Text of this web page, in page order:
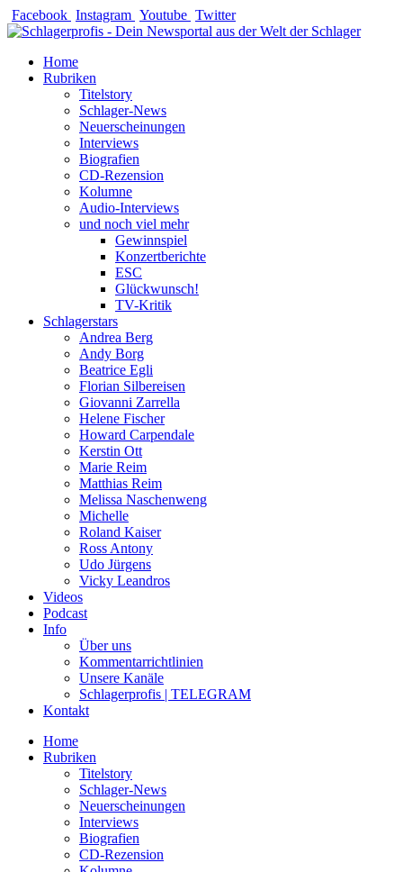
Zum
Inhalt
Facebook Instagram Youtube Twitter
Home
Rubriken
Titelstory
Schlager-News
Neuerscheinungen
Interviews
Biografien
CD-Rezension
Kolumne
Audio-Interviews
und noch viel mehr
Gewinnspiel
Konzertberichte
ESC
Glückwunsch!
TV-Kritik
Schlagerstars
Andrea Berg
Andy Borg
Beatrice Egli
Florian Silbereisen
Giovanni Zarrella
Helene Fischer
Howard Carpendale
Kerstin Ott
Marie Reim
Matthias Reim
Melissa Naschenweng
Michelle
Roland Kaiser
Ross Antony
Udo Jürgens
Vicky Leandros
Videos
Podcast
Info
Über uns
Kommentarrichtlinien
Unsere Kanäle
Schlagerprofis | TELEGRAM
Kontakt
Home
Rubriken
Titelstory
Schlager-News
Neuerscheinungen
Interviews
Biografien
CD-Rezension